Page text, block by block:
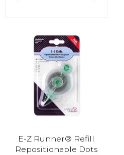
E-Z Runner® Refill
Repositionable Dots